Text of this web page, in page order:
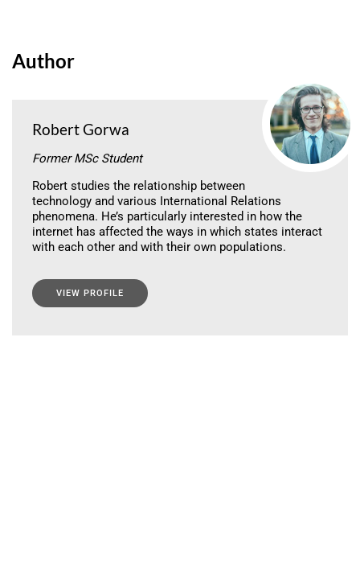
Author
Robert Gorwa
Former MSc Student
Robert studies the relationship between
technology and various International Relations
phenomena. He’s particularly interested in how the
internet has affected the ways in which states interact
with each other and with their own populations.
VIEW PROFILE